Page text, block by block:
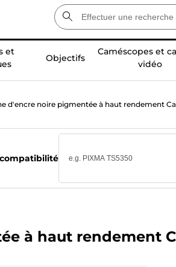
et
Objectifs
Caméscopes et
vidéo
d'encre noire pigmentée à haut rendement
à haut rendement